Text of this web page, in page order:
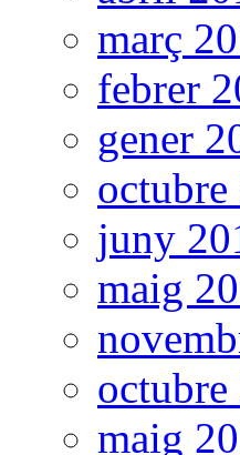
març
febrer
gener
octubre
juny
maig
octubre
maig